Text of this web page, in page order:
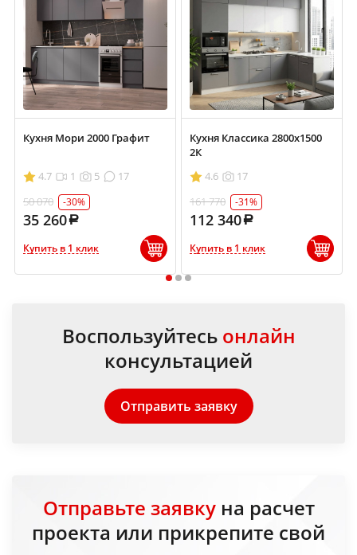
Кухня Мори 2000 Графит
4.7 1 5
17
50 070
-30%
35 260
Купить в 1 клик
Кухня Классика 2800х1500
2К
4.6
17
161 770
-31%
112 340
Купить в 1 клик
1 2 3
Воспользуйтесь онлайн
консультацией
Отправить заявку
Отправьте заявкуна расчет
проекта или прикрепите свой